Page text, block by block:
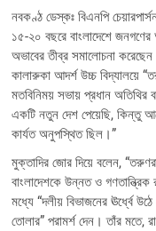
e
b
o
o
k
w
i
t
t
e
r
)
t
e
r
e
s
t
নবকণ্ঠ ডেস্কঃ বিএনপি
১৫-২০ বছরে বাংলাদেশে জনগণের
অভাবের তীব্র সমালোচনা
কালারুকা আদর্শ উচ্চ বিদ্যালয়ে
মতবিনিময় সভায় প্রধান অতিথির
একটি নতুন দেশ পেয়েছি, কিন্তু
কার্যত অনুপস্থিত ছিল।”
মুক্তাদির জোর দিয়ে বলেন,
বাংলাদেশকে উন্নত ও
মধ্যে “দলীয় বিভাজনের ঊর্ধ্বে
তোলার” পরামর্শ দেন। তাঁর মতে,